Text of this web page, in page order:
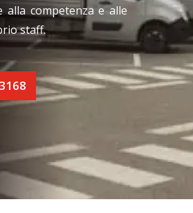
alla competenza e alle
staff.